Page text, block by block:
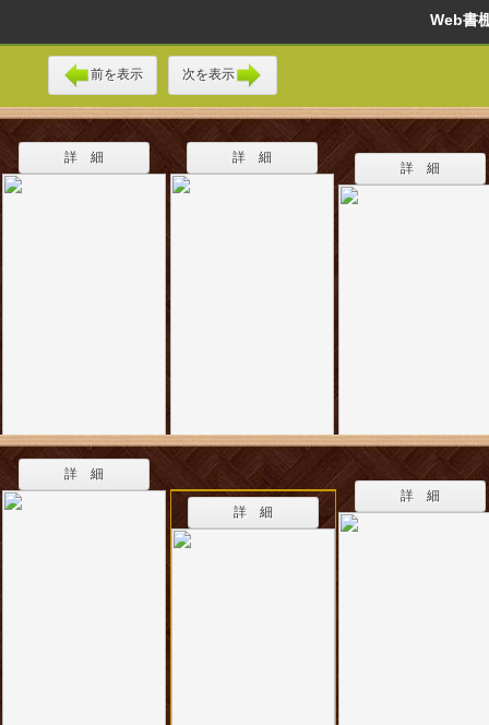
Web
前を表示 次を表示
詳 細 詳 細
詳 細
詳 細
詳 細
詳 細